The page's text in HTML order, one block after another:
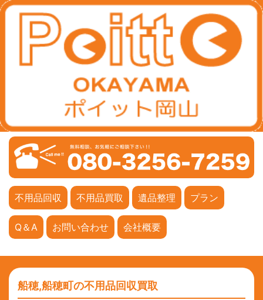
不用品回収 不用品買取 遺品整理 プラン
Q＆A お問い合わせ 会社概要
船穂,船穂町の不用品回収買取